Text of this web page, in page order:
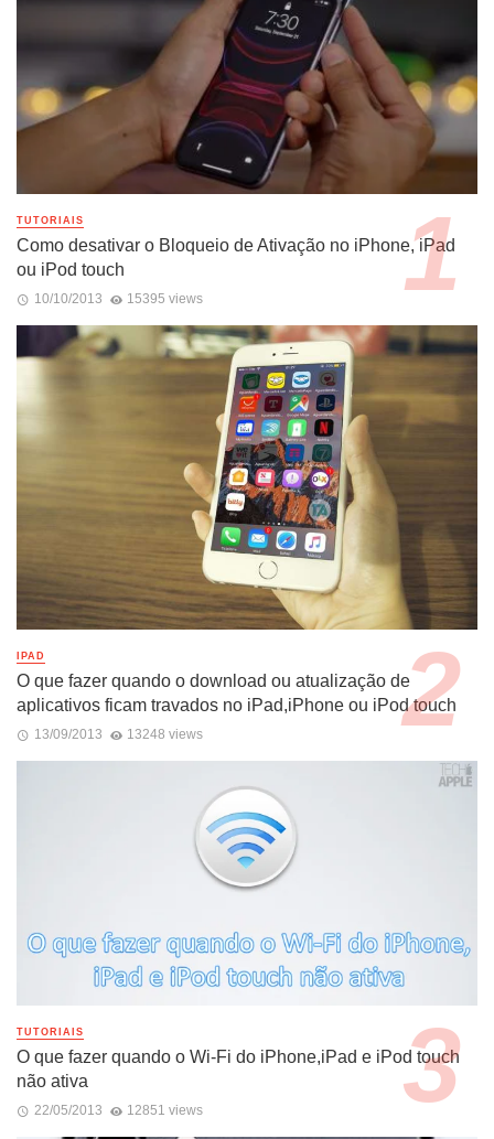
TUTORIAIS
Como desativar o Bloqueio de Ativação no iPhone, iPad
ou iPod touch
10/10/2013 15395 views
IPAD
O que fazer quando o download ou atualização de
aplicativos ficam travados no iPad,iPhone ou iPod touch
13/09/2013 13248 views
TUTORIAIS
O que fazer quando o Wi-Fi do iPhone,iPad e iPod touch
não ativa
22/05/2013 12851 views